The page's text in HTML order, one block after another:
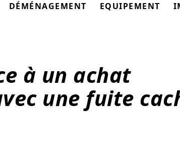
DÉMÉNAGEMENT EQUIPEMENT
à un achat
une fuite